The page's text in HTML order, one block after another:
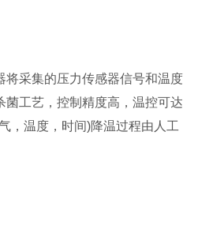
采集的压力传感器信号和温度
菌工艺，控制精度高，温控可达
，温度，时间)降温过程由人工